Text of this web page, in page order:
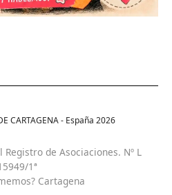
CARTAGENA - España 2026
de Asociaciones. Nº L
1ª
Cartagena